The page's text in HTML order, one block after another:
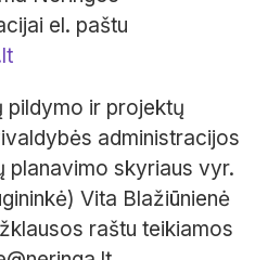
el. paštu
pildymo ir projektų
administracijos
planavimo skyriaus vyr.
Vita Blažiūnienė
raštu teikiamos